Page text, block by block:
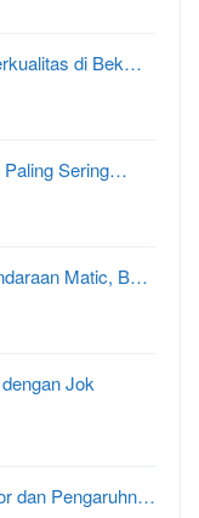
di Bek…
Paling Sering…
Matic, B…
Jok
dan Pengaruhn…